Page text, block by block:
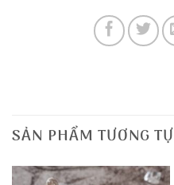
SẢN PHẨM TƯƠNG TỰ